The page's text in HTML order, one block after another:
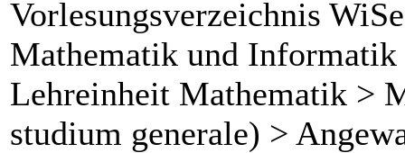
Vorlesungsverzeichnis
Mathematik und Informatik
Lehreinheit Mathematik >
studium generale) >